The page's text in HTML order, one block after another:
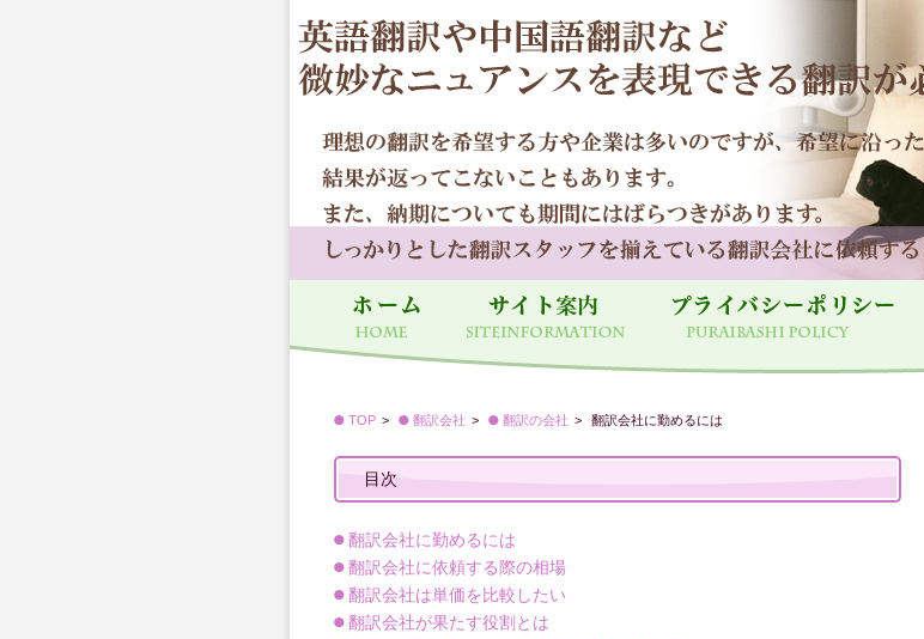
TOP 翻訳会社 翻訳の会社 翻訳会社に勤めるには
目次
翻訳会社に勤めるには
翻訳会社に依頼する際の相場
翻訳会社は単価を比較したい
翻訳会社が果たす役割とは